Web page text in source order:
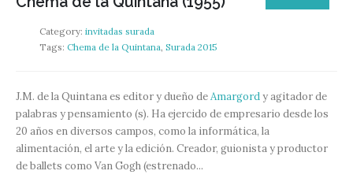
Category: invitadas surada
Tags: Chema de la Quintana Surada 2015
J.M. de la Quintana es editor y dueño deAmargordy agitador de
palabras y pensamiento (s). Ha ejercido de empresario desde los
20 años en diversos campos, como la informática, la
alimentación, el arte y la edición. Creador, guionista y productor
de ballets como Van Gogh (estrenado...